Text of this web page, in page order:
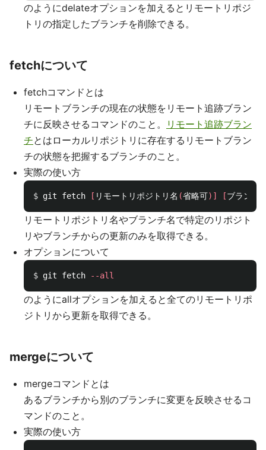
のようにdelateオプションを加えるとリモートリポジ
トリの指定したブランチを削除できる。
fetchについて
fetchコマンドとは
リモートブランチの現在の状態をリモート追跡ブラン
チに反映させるコマンドのこと。
リモート追跡ブラン
チとはローカルリポジトリに存在するリモートブラン
チの状態を把握するブランチのこと。
実際の使い方
$ git fetch [ リモートリポジトリ名 (省略可)] [ブランチ
リモートリポジトリ名やブランチ名で特定のリポジト
リやブランチからの更新のみを取得できる。
オプションについて
$ git fetch --all
のようにallオプションを加えると全てのリモートリポ
ジトリから更新を取得できる。
mergeについて
mergeコマンドとは
あるブランチから別のブランチに変更を反映させるコ
マンドのこと。
実際の使い方